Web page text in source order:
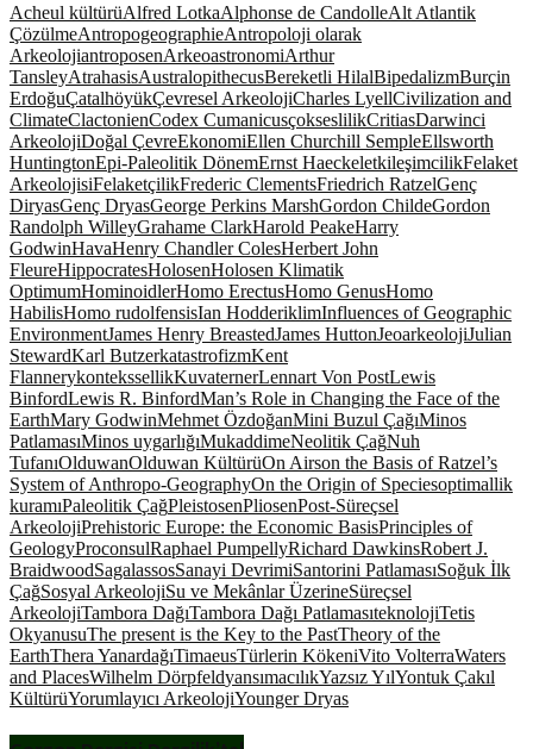
Acheul kültürüAlfred LotkaAlphonse de CandolleAlt Atlantik
ÇözülmeAntropogeographieAntropoloji olarak
ArkeolojiantroposenArkeoastronomiArthur
TansleyAtrahasisAustralopithecusBereketli HilalBipedalizmBurçin
ErdoğuÇatalhöyükÇevresel ArkeolojiCharles LyellCivilization and
ClimateClactonienCodex CumanicusçokseslilikCritiasDarwinci
ArkeolojiDoğal ÇevreEkonomiEllen Churchill SempleEllsworth
HuntingtonEpi-Paleolitik DönemErnst HaeckeletkileşimcilikFelaket
ArkeolojisiFelaketçilikFrederic ClementsFriedrich RatzelGenç
DiryasGenç DryasGeorge Perkins MarshGordon ChildeGordon
Randolph WilleyGrahame ClarkHarold PeakeHarry
GodwinHavaHenry Chandler ColesHerbert John
FleureHippocratesHolosenHolosen Klimatik
OptimumHominoidlerHomo ErectusHomo GenusHomo
HabilisHomo rudolfensisIan HodderiklimInfluences of Geographic
EnvironmentJames Henry BreastedJames HuttonJeoarkeolojiJulian
StewardKarl ButzerkatastrofizmKent
FlannerykontekssellikKuvaternerLennart Von PostLewis
BinfordLewis R. BinfordMan’s Role in Changing the Face of the
EarthMary GodwinMehmet ÖzdoğanMini Buzul ÇağıMinos
PatlamasıMinos uygarlığıMukaddimeNeolitik ÇağNuh
TufanıOlduwanOlduwan KültürüOn Airson the Basis of Ratzel’s
System of Anthropo-GeographyOn the Origin of Speciesoptimallik
kuramıPaleolitik ÇağPleistosenPliosenPost-Süreçsel
ArkeolojiPrehistoric Europe: the Economic BasisPrinciples of
GeologyProconsulRaphael PumpellyRichard DawkinsRobert J.
BraidwoodSagalassosSanayi DevrimiSantorini PatlamasıSoğuk İlk
ÇağSosyal ArkeolojiSu ve Mekânlar ÜzerineSüreçsel
ArkeolojiTambora DağıTambora Dağı PatlamasıteknolojiTetis
OkyanusuThe present is the Key to the PastTheory of the
EarthThera YanardağıTimaeusTürlerin KökeniVito VolterraWaters
and PlacesWilhelm DörpfeldyansımacılıkYazsız YılYontuk Çakıl
KültürüYorumlayıcı ArkeolojiYounger Dryas